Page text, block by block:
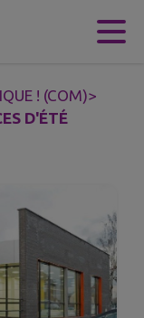
! (COM)>
D'ÉTÉ